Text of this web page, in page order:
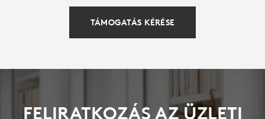
TÁMOGATÁS KÉRÉSE
FELIRATKOZÁS AZ ÜZLETI